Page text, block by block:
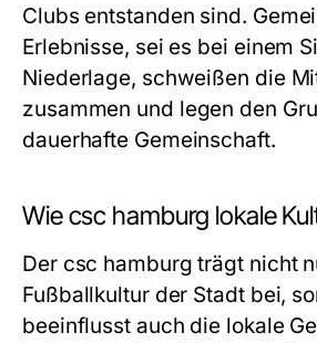
Clubs entstanden sind.
Erlebnisse, sei es bei einem
Niederlage, schweißen die
zusammen und legen den
dauerhafte Gemeinschaft.
Wie csc hamburg lokale
Der csc hamburg trägt nicht
Fußballkultur der Stadt bei,
beeinflusst auch die lokale